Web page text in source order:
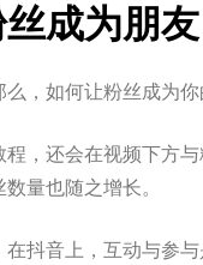
成为朋友
，如何让粉丝成为
，还会在视频下方
量也随之增长。
抖音上，互动与参